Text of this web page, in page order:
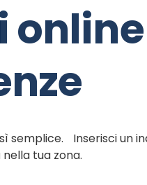
semplice. Inserisci un
tua zona.